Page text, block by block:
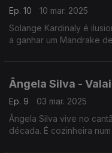
Ep. 10
10 mar. 2025
Solange Kardinaly é
a ganhar um Mandrake
Ângela Silva -
Ep. 9
03 mar. 2025
Ângela Silva vive no
década. É cozinheira